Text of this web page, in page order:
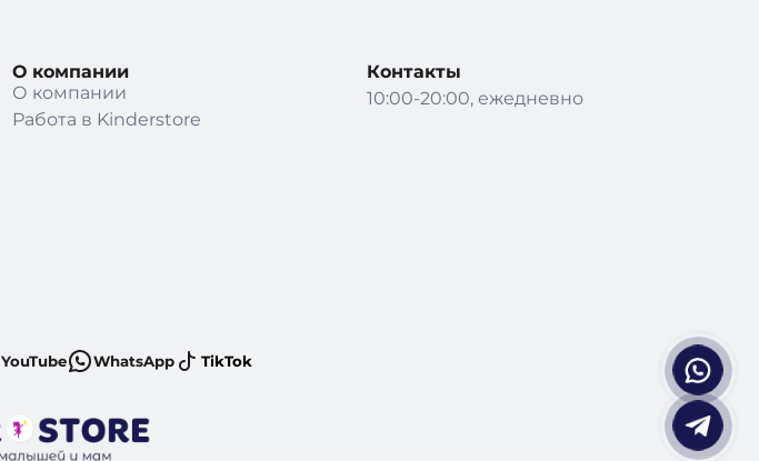
О компании
О компании
Работа в Kinderstore
Контакты
10:00-20:00, ежедневно
YouTube WhatsApp TikTok